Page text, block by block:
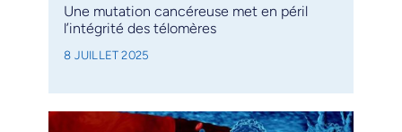
Une mutation cancéreuse met en péril
l’intégrité des télomères
8 JUILLET 2025